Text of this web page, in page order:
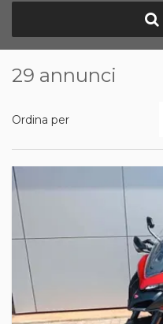
29 annunci
Ordina per